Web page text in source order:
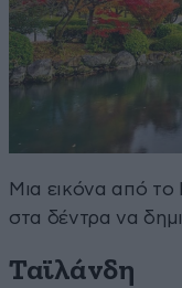
Μια εικόνα από το
στα δέντρα να
Ταϊλάνδη